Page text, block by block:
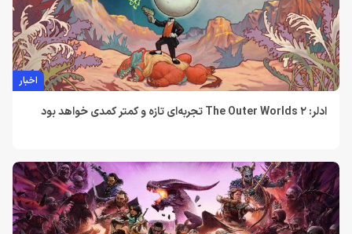
اخبار
ادلر: The Outer Worlds 2 تجربه‌ای تازه و کمتر کمدی خواهد بود